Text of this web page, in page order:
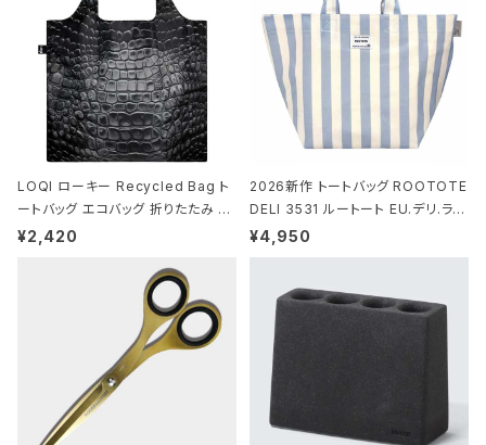
LOQI ローキー Recycled Bag ト
ートバッグ エコバッグ 折りたたみ 大
きめ 撥水加工 収納ポーチ CROCO
¥2,420
2026新作 トートバッグ ROOTOTE
DELI 3531 ルートート EU.デリ.ラミ
ネート-W サックス・ホワイト
¥4,950